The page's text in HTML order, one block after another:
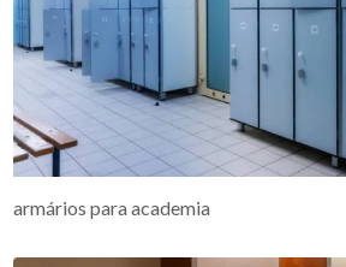
armários para academia